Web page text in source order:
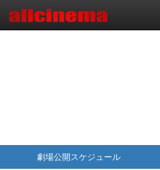
劇場公開スケジュール